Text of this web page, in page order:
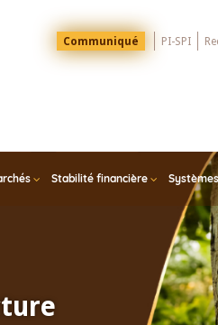
Menu
Top
Communiqué PI-SPI
Stabilité financière